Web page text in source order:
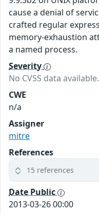
cause a denial of
crafted regular
memory-exhaustion
a named process.
Severity
No CVSS data available.
CWE
n/a
Assigner
mitre
References
15 references
Date Public
2013-03-26 00:00